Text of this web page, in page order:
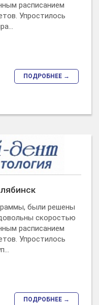
расписанием
Упростилось
ПОДРОБНЕЕ →
были решены
скоростью
расписанием
Упростилось
ПОДРОБНЕЕ →